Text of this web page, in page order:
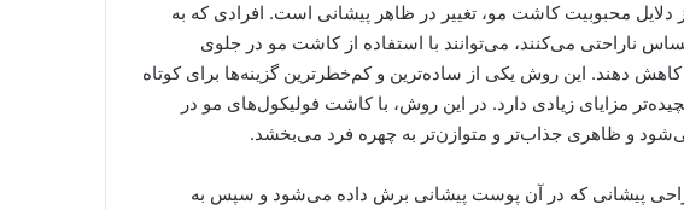
دلایل محبوبیت کاشت مو، تغییر در ظاهر پیشانی است. افرادی که به
ناراحتی می‌کنند، می‌توانند با استفاده از کاشت مو در جلوی
دهند. این روش یکی از ساده‌ترین و کم‌خطرترین گزینه‌ها برای کوتاه
مزایای زیادی دارد. در این روش، با کاشت فولیکول‌های مو در
و ظاهری جذاب‌تر و متوازن‌تر به چهره فرد می‌بخشد.
پیشانی که در آن پوست پیشانی برش داده می‌شود و سپس به